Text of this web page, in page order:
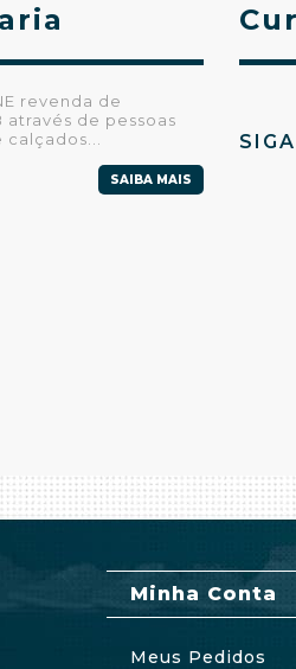
revenda de
através de pessoas
SAIBA MAIS
Minha Conta
Meus Pedidos